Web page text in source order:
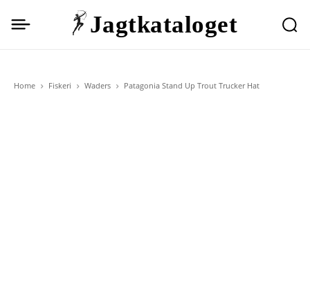
Jagtkataloget
Home Fiskeri Waders Patagonia Stand Up Trout Trucker Hat